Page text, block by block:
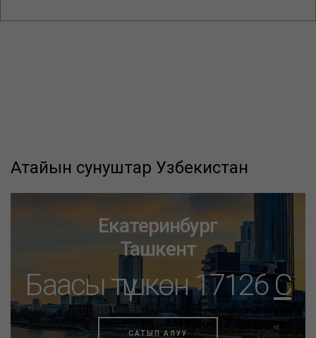
Атайын сунуштар Узбекистан
Екатеринбург
Ташкент
Баасы түшкөн 17126C
САТЫП АЛУУ